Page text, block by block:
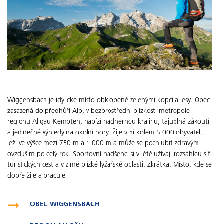
Wiggensbach je idylické místo obklopené zelenými kopci a lesy. Obec
zasazená do předhůří Alp, v bezprostřední blízkosti metropole
regionu Allgäu Kempten, nabízí nádhernou krajinu, tajuplná zákoutí
a jedinečné výhledy na okolní hory. Žije v ní kolem 5 000 obyvatel,
leží ve výšce mezi 750 m a 1 000 m a může se pochlubit zdravým
ovzduším po celý rok. Sportovní nadšenci si v létě užívají rozsáhlou síť
turistických cest a v zimě blízké lyžařské oblasti. Zkrátka: Místo, kde se
dobře žije a pracuje.
OBEC WIGGENSBACH